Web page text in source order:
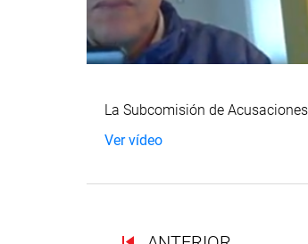
La Subcomisión de
Ver vídeo